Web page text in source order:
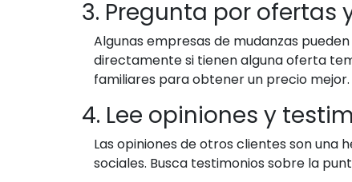
3. Pregunta por ofertas
Algunas empresas de mudanzas
directamente si tienen alguna oferta
familiares para obtener un precio mejor.
4. Lee opiniones y
Las opiniones de otros clientes son una
sociales. Busca testimonios sobre la